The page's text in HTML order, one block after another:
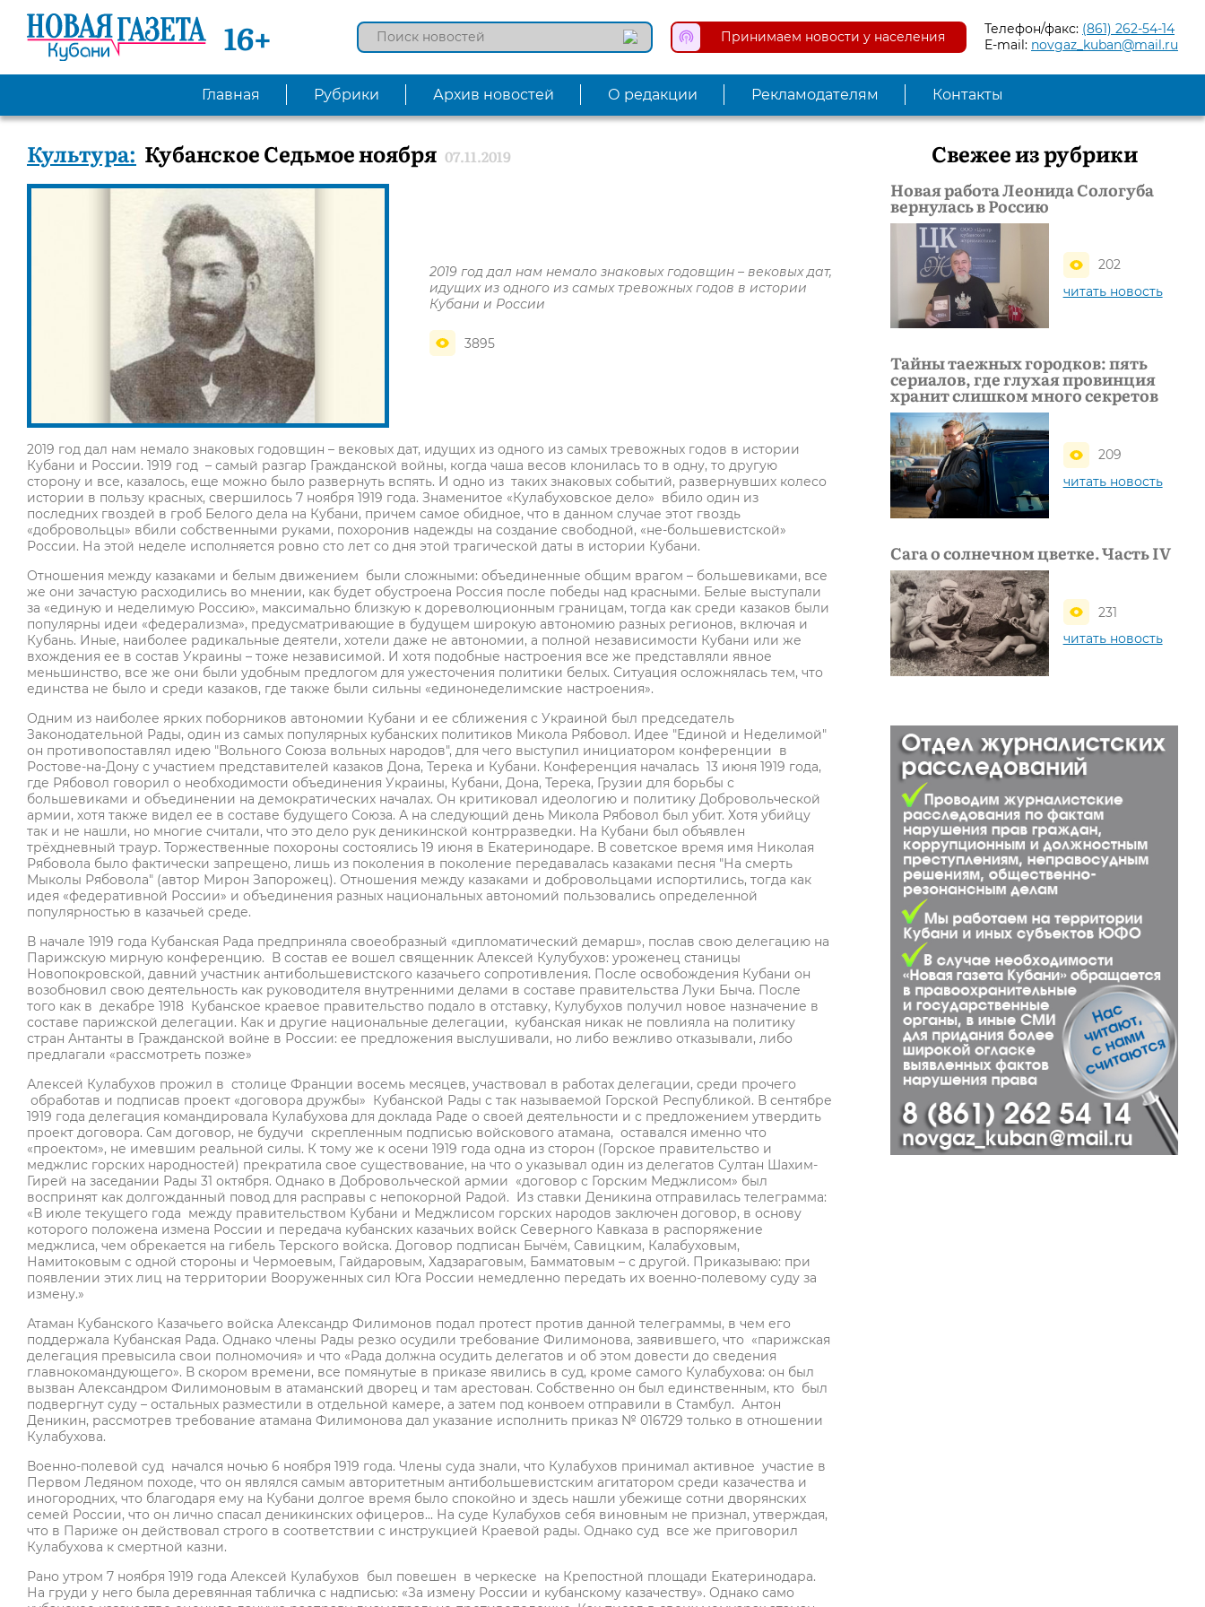
16+ Принимаем новости у населения Телефон/факс: (861) 262-54-14
E-mail: novgaz_kuban@mail.ru
Главная Рубрики Архив новостей О редакции Рекламодателям Контакты
Культура: Кубанское Седьмое ноября 07.11.2019
2019 год дал нам немало знаковых годовщин – вековых дат,
идущих из одного из самых тревожных годов в истории
Кубани и России
3895
2019 год дал нам немало знаковых годовщин – вековых дат, идущих из одного из самых тревожных годов в истории
Кубани и России. 1919 год – самый разгар Гражданской войны, когда чаша весов клонилась то в одну, то другую
сторону и все, казалось, еще можно было развернуть вспять. И одно из таких знаковых событий, развернувших колесо
истории в пользу красных, свершилось 7 ноября 1919 года. Знаменитое «Кулабуховское дело» вбило один из
последних гвоздей в гроб Белого дела на Кубани, причем самое обидное, что в данном случае этот гвоздь
«добровольцы» вбили собственными руками, похоронив надежды на создание свободной, «не-большевистской»
России. На этой неделе исполняется ровно сто лет со дня этой трагической даты в истории Кубани.
Отношения между казаками и белым движением были сложными: объединенные общим врагом – большевиками, все
же они зачастую расходились во мнении, как будет обустроена Россия после победы над красными. Белые выступали
за «единую и неделимую Россию», максимально близкую к дореволюционным границам, тогда как среди казаков были
популярны идеи «федерализма», предусматривающие в будущем широкую автономию разных регионов, включая и
Кубань. Иные, наиболее радикальные деятели, хотели даже не автономии, а полной независимости Кубани или же
вхождения ее в состав Украины – тоже независимой. И хотя подобные настроения все же представляли явное
меньшинство, все же они были удобным предлогом для ужесточения политики белых. Ситуация осложнялась тем, что
единства не было и среди казаков, где также были сильны «единонеделимские настроения».
Одним из наиболее ярких поборников автономии Кубани и ее сближения с Украиной был председатель
Законодательной Рады, один из самых популярных кубанских политиков Микола Рябовол. Идее "Единой и Неделимой"
он противопоставлял идею "Вольного Союза вольных народов", для чего выступил инициатором конференции в
Ростове-на-Дону с участием представителей казаков Дона, Терека и Кубани. Конференция началась 13 июня 1919 года,
где Рябовол говорил о необходимости объединения Украины, Кубани, Дона, Терека, Грузии для борьбы с
большевиками и объединении на демократических началах. Он критиковал идеологию и политику Добровольческой
армии, хотя также видел ее в составе будущего Союза. А на следующий день Микола Рябовол был убит. Хотя убийцу
так и не нашли, но многие считали, что это дело рук деникинской контрразведки. На Кубани был объявлен
трёхдневный траур. Торжественные похороны состоялись 19 июня в Екатеринодаре. В советское время имя Николая
Рябовола было фактически запрещено, лишь из поколения в поколение передавалась казаками песня "На смерть
Мыколы Рябовола" (автор Мирон Запорожец). Отношения между казаками и добровольцами испортились, тогда как
идея «федеративной России» и объединения разных национальных автономий пользовались определенной
популярностью в казачьей среде.
В начале 1919 года Кубанская Рада предприняла своеобразный «дипломатический демарш», послав свою делегацию на
Парижскую мирную конференцию. В состав ее вошел священник Алексей Кулубухов: уроженец станицы
Новопокровской, давний участник антибольшевистского казачьего сопротивления. После освобождения Кубани он
возобновил свою деятельность как руководителя внутренними делами в составе правительства Луки Быча. После
того как в декабре 1918 Кубанское краевое правительство подало в отставку, Кулубухов получил новое назначение в
составе парижской делегации. Как и другие национальные делегации, кубанская никак не повлияла на политику
стран Антанты в Гражданской войне в России: ее предложения выслушивали, но либо вежливо отказывали, либо
предлагали «рассмотреть позже»
Алексей Кулабухов прожил в столице Франции восемь месяцев, участвовал в работах делегации, среди прочего
обработав и подписав проект «договора дружбы» Кубанской Рады с так называемой Горской Республикой. В сентябре
1919 года делегация командировала Кулабухова для доклада Раде о своей деятельности и с предложением утвердить
проект договора. Сам договор, не будучи скрепленным подписью войскового атамана, оставался именно что
«проектом», не имевшим реальной силы. К тому же к осени 1919 года одна из сторон (Горское правительство и
меджлис горских народностей) прекратила свое существование, на что о указывал один из делегатов Султан Шахим-
Гирей на заседании Рады 31 октября. Однако в Добровольческой армии «договор с Горским Меджлисом» был
воспринят как долгожданный повод для расправы с непокорной Радой. Из ставки Деникина отправилась телеграмма:
«В июле текущего года между правительством Кубани и Меджлисом горских народов заключен договор, в основу
которого положена измена России и передача кубанских казачьих войск Северного Кавказа в распоряжение
меджлиса, чем обрекается на гибель Терского войска. Договор подписан Бычём, Савицким, Калабуховым,
Намитоковым с одной стороны и Чермоевым, Гайдаровым, Хадзараговым, Бамматовым – с другой. Приказываю: при
появлении этих лиц на территории Вооруженных сил Юга России немедленно передать их военно-полевому суду за
измену.»
Атаман Кубанского Казачьего войска Александр Филимонов подал протест против данной телеграммы, в чем его
поддержала Кубанская Рада. Однако члены Рады резко осудили требование Филимонова, заявившего, что «парижская
делегация превысила свои полномочия» и что «Рада должна осудить делегатов и об этом довести до сведения
главнокомандующего». В скором времени, все помянутые в приказе явились в суд, кроме самого Кулабухова: он был
вызван Александром Филимоновым в атаманский дворец и там арестован. Собственно он был единственным, кто был
подвергнут суду – остальных разместили в отдельной камере, а затем под конвоем отправили в Стамбул. Антон
Деникин, рассмотрев требование атамана Филимонова дал указание исполнить приказ № 016729 только в отношении
Кулабухова.
Военно-полевой суд начался ночью 6 ноября 1919 года. Члены суда знали, что Кулабухов принимал активное участие в
Первом Ледяном походе, что он являлся самым авторитетным антибольшевистским агитатором среди казачества и
иногородних, что благодаря ему на Кубани долгое время было спокойно и здесь нашли убежище сотни дворянских
семей России, что он лично спасал деникинских офицеров... На суде Кулабухов себя виновным не признал, утверждая,
что в Париже он действовал строго в соответствии с инструкцией Краевой рады. Однако суд все же приговорил
Кулабухова к смертной казни.
Рано утром 7 ноября 1919 года Алексей Кулабухов был повешен в черкеске на Крепостной площади Екатеринодара.
На груди у него была деревянная табличка с надписью: «За измену России и кубанскому казачеству». Однако само
Свежее из рубрики
Новая работа Леонида Сологуба
вернулась в Россию
202
читать новость
Тайны таежных городков: пять
сериалов, где глухая провинция
хранит слишком много секретов
209
читать новость
Сага о солнечном цветке. Часть IV
231
читать новость